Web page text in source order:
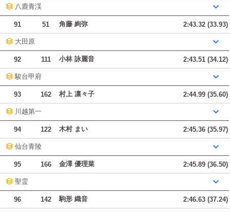
八鹿青渓
91 51 角藤 絢弥 2:43.32 (33.93)
大田原
92 111 小林 詠麗音 2:43.51 (34.12)
駿台甲府
93 162 村上 凛々子 2:44.99 (35.60)
川越第一
94 122 木村 まい 2:45.36 (35.97)
仙台青陵
95 166 金澤 優理菜 2:45.89 (36.50)
聖霊
96 142 駒形 織音 2:46.63 (37.24)